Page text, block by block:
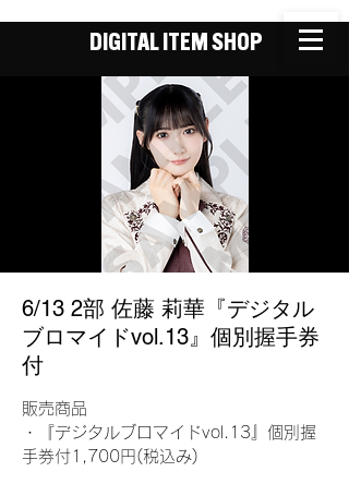
DIGITAL ITEM SHOP
6/13 2部 佐藤 莉華『デジタル
ブロマイドvol.13』個別握手券
付
販売商品
・『デジタルブロマイドvol.13』個別握
手券付1,700円(税込み)